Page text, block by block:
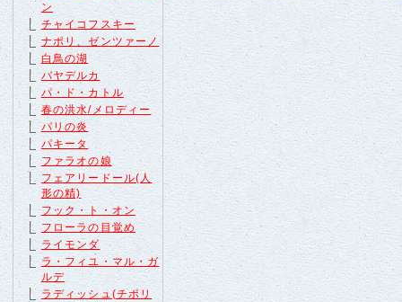
ン
チャイコフスキー
ナポリ、ゼンツァーノ
白鳥の湖
バヤデルカ
パ・ド・カトル
春の洪水/メロディー
パリの炎
パキータ
ファラオの娘
フェアリードール(人
形の精)
フック・ト・オン
フローラの目覚め
ライモンダ
ラ・フィユ・マル・ガ
ルデ
ラディッシュ(チポリ